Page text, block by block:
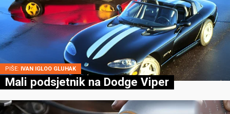
PIŠE: IVAN IGLOO GLUHAK
Mali podsjetnik na Dodge Viper